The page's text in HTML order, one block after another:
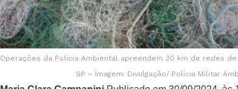
Operações da Polícia Ambiental apreendem 30 km de redes
SP – Imagem: Divulgação/ Polícia Militar